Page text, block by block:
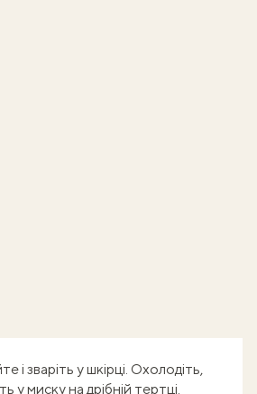
і зваріть у шкірці. Охолодіть,
у миску на дрібній тертці.